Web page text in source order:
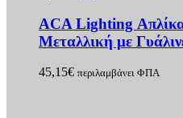
ACA Lighting
Μεταλλική με
45,15€ περιλαμβάνει ΦΠΑ